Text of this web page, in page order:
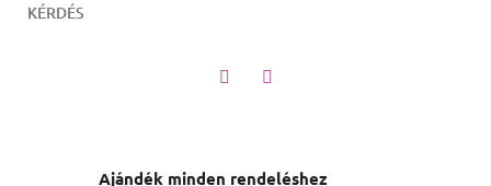
KÉRDÉS
Ajándék minden rendeléshez